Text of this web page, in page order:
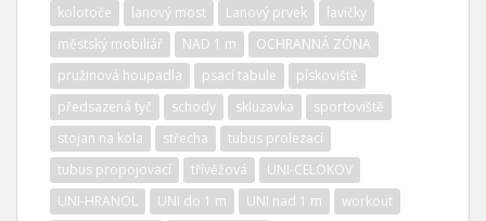
kolotoče
lanový most Lanový prvek
lavičky
městský mobiliář
NAD 1 m
OCHRANNÁ ZÓNA
pružinová houpadla
psací tabule
pískoviště
předsazená tyč
schody skluzavka
sportoviště
stojan na kola
střecha
tubus prolezací
tubus propojovací
třívěžová
UNI-CELOKOV
UNI-HRANOL
UNI do 1 m UNI nad 1 m
workout